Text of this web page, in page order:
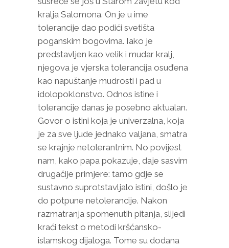
kralja Salomona. On je u ime
tolerancije dao podići svetišta
poganskim bogovima. Iako je
predstavljen kao velik i mudar kralj,
njegova je vjerska tolerancija osuđena
kao napuštanje mudrosti i pad u
idolopoklonstvo. Odnos istine i
tolerancije danas je posebno aktualan.
Govor o istini koja je univerzalna, koja
je za sve ljude jednako valjana, smatra
se krajnje netolerantnim. No povijest
nam, kako papa pokazuje, daje sasvim
drugačije primjere: tamo gdje se
sustavno suprotstavljalo istini, došlo je
do potpune netolerancije. Nakon
razmatranja spomenutih pitanja, slijedi
kraći tekst o metodi kršćansko-
islamskog dijaloga. Tome su dodana